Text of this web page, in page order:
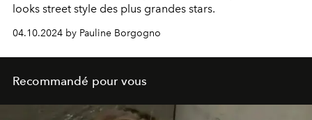
looks street style des plus grandes stars.
04.10.2024 by Pauline Borgogno
Recommandé pour vous